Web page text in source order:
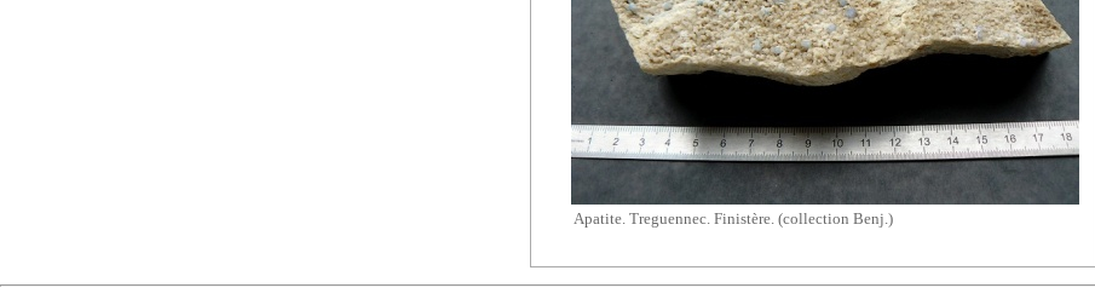
Apatite. Treguennec. Finistère. (collection Benj.)